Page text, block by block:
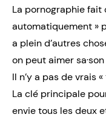
La pornographie
automatiquement »
a plein d’autres
on peut aimer
Il n’y a pas de vrais
La clé principale
envie tous les deux